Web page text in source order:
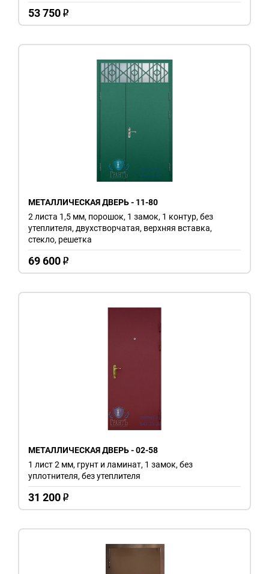
53 750 o
МЕТАЛЛИЧЕСКАЯ ДВЕРЬ - 11-80
69 600 o
2 листа 1,5 мм, порошок, 1 замок, 1 контур, без
утеплителя, двухстворчатая, верхняя вставка,
стекло, решетка
МЕТАЛЛИЧЕСКАЯ ДВЕРЬ - 02-58
31 200 o
1 лист 2 мм, грунт и ламинат, 1 замок, без
уплотнителя, без утеплителя